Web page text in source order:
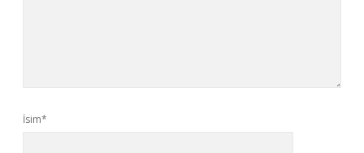
İsim*